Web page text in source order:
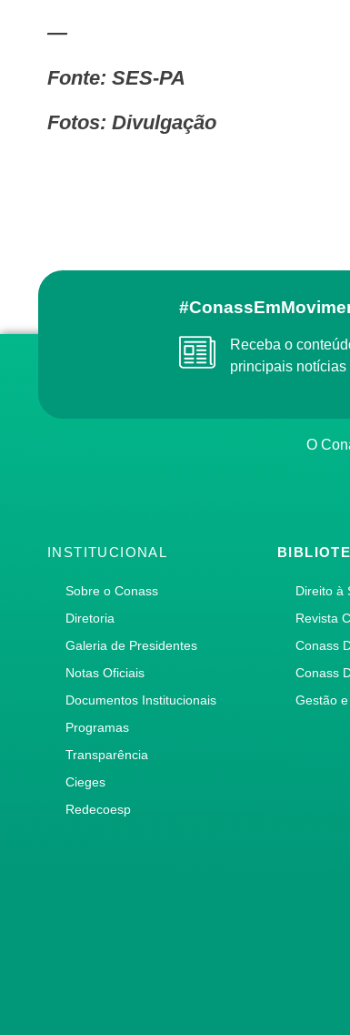
—
Fonte: SES-PA
Fotos: Divulgação
Receba o conteúdo semanal do Conass com as
principais
O
INSTITUCIONAL
Sobre o Conass
Diretoria
Galeria de Presidentes
Notas Oficiais
Documentos Institucionais
Programas
Transparência
Cieges
Redecoesp
Direito à
Revista
Conass
Conass
Gestão